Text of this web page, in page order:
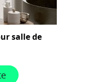
salle de